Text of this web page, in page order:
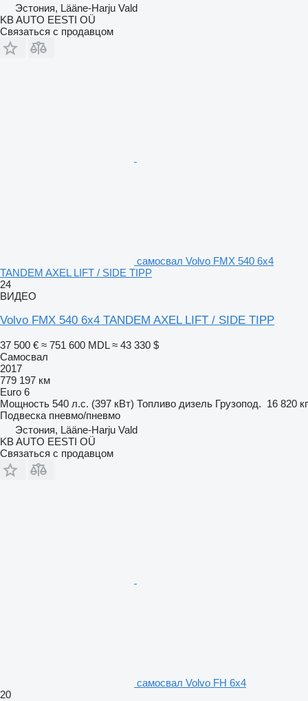
Эстония, Lääne-Harju Vald
KB AUTO EESTI OÜ
Связаться с продавцом
самосвал Volvo FMX 540 6x4
TANDEM AXEL LIFT / SIDE TIPP
24
ВИДЕО
Volvo FMX 540 6x4 TANDEM AXEL LIFT / SIDE TIPP
37 500 € ≈ 751 600 MDL ≈ 43 330 $
Самосвал
2017
779 197 км
Euro 6
Мощность 540 л.с. (397 кВт) Топливо дизель Грузопод. 16 820 кг
Подвеска пневмо/пневмо
Эстония, Lääne-Harju Vald
KB AUTO EESTI OÜ
Связаться с продавцом
самосвал Volvo FH 6x4
20